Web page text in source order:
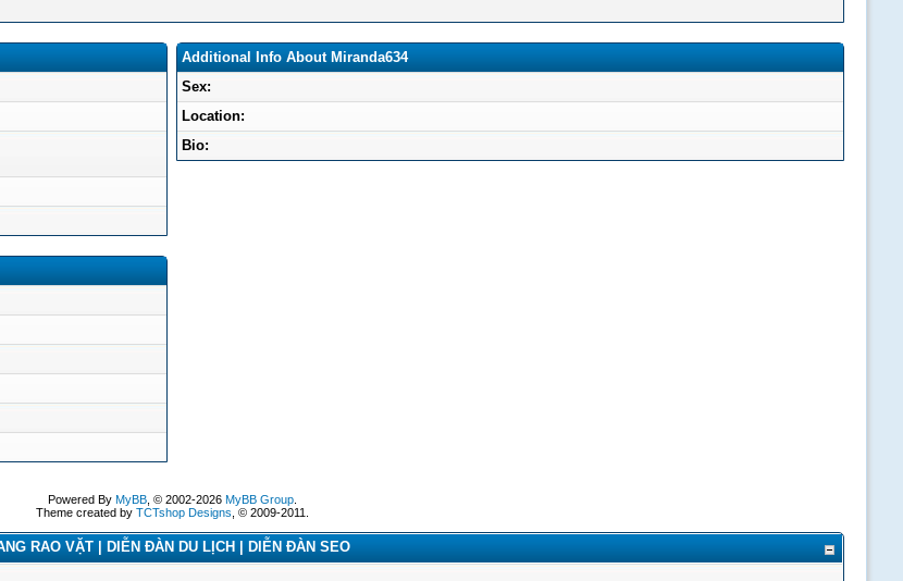
Additional Info About Miranda634
Sex:
Location:
Bio:
Powered By MyBB, © 2002-2026 MyBB Group.
Theme created by TCTshop Designs , © 2009-2011.
RAO VẶT | DIỄN ĐÀN DU LỊCH | DIỄN ĐÀN SEO